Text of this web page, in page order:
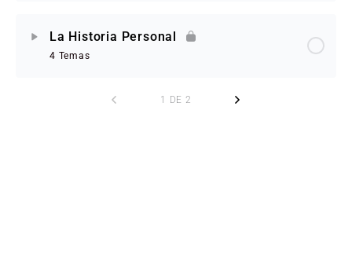
La Historia Personal
4 Temas
1 DE 2